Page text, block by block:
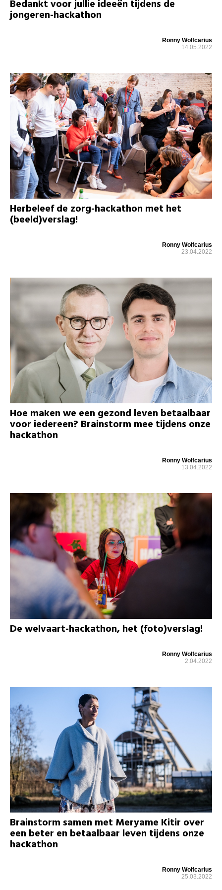
Bedankt voor jullie ideeën tijdens de
jongeren-hackathon
Ronny Wolfcarius
14.05.2022
Herbeleef de zorg-hackathon met het
(beeld)verslag!
Ronny Wolfcarius
23.04.2022
Hoe maken we een gezond leven betaalbaar
voor iedereen? Brainstorm mee tijdens onze
hackathon
Ronny Wolfcarius
13.04.2022
De welvaart-hackathon, het (foto)verslag!
Ronny Wolfcarius
2.04.2022
Brainstorm samen met Meryame Kitir over
een beter en betaalbaar leven tijdens onze
hackathon
Ronny Wolfcarius
25.03.2022